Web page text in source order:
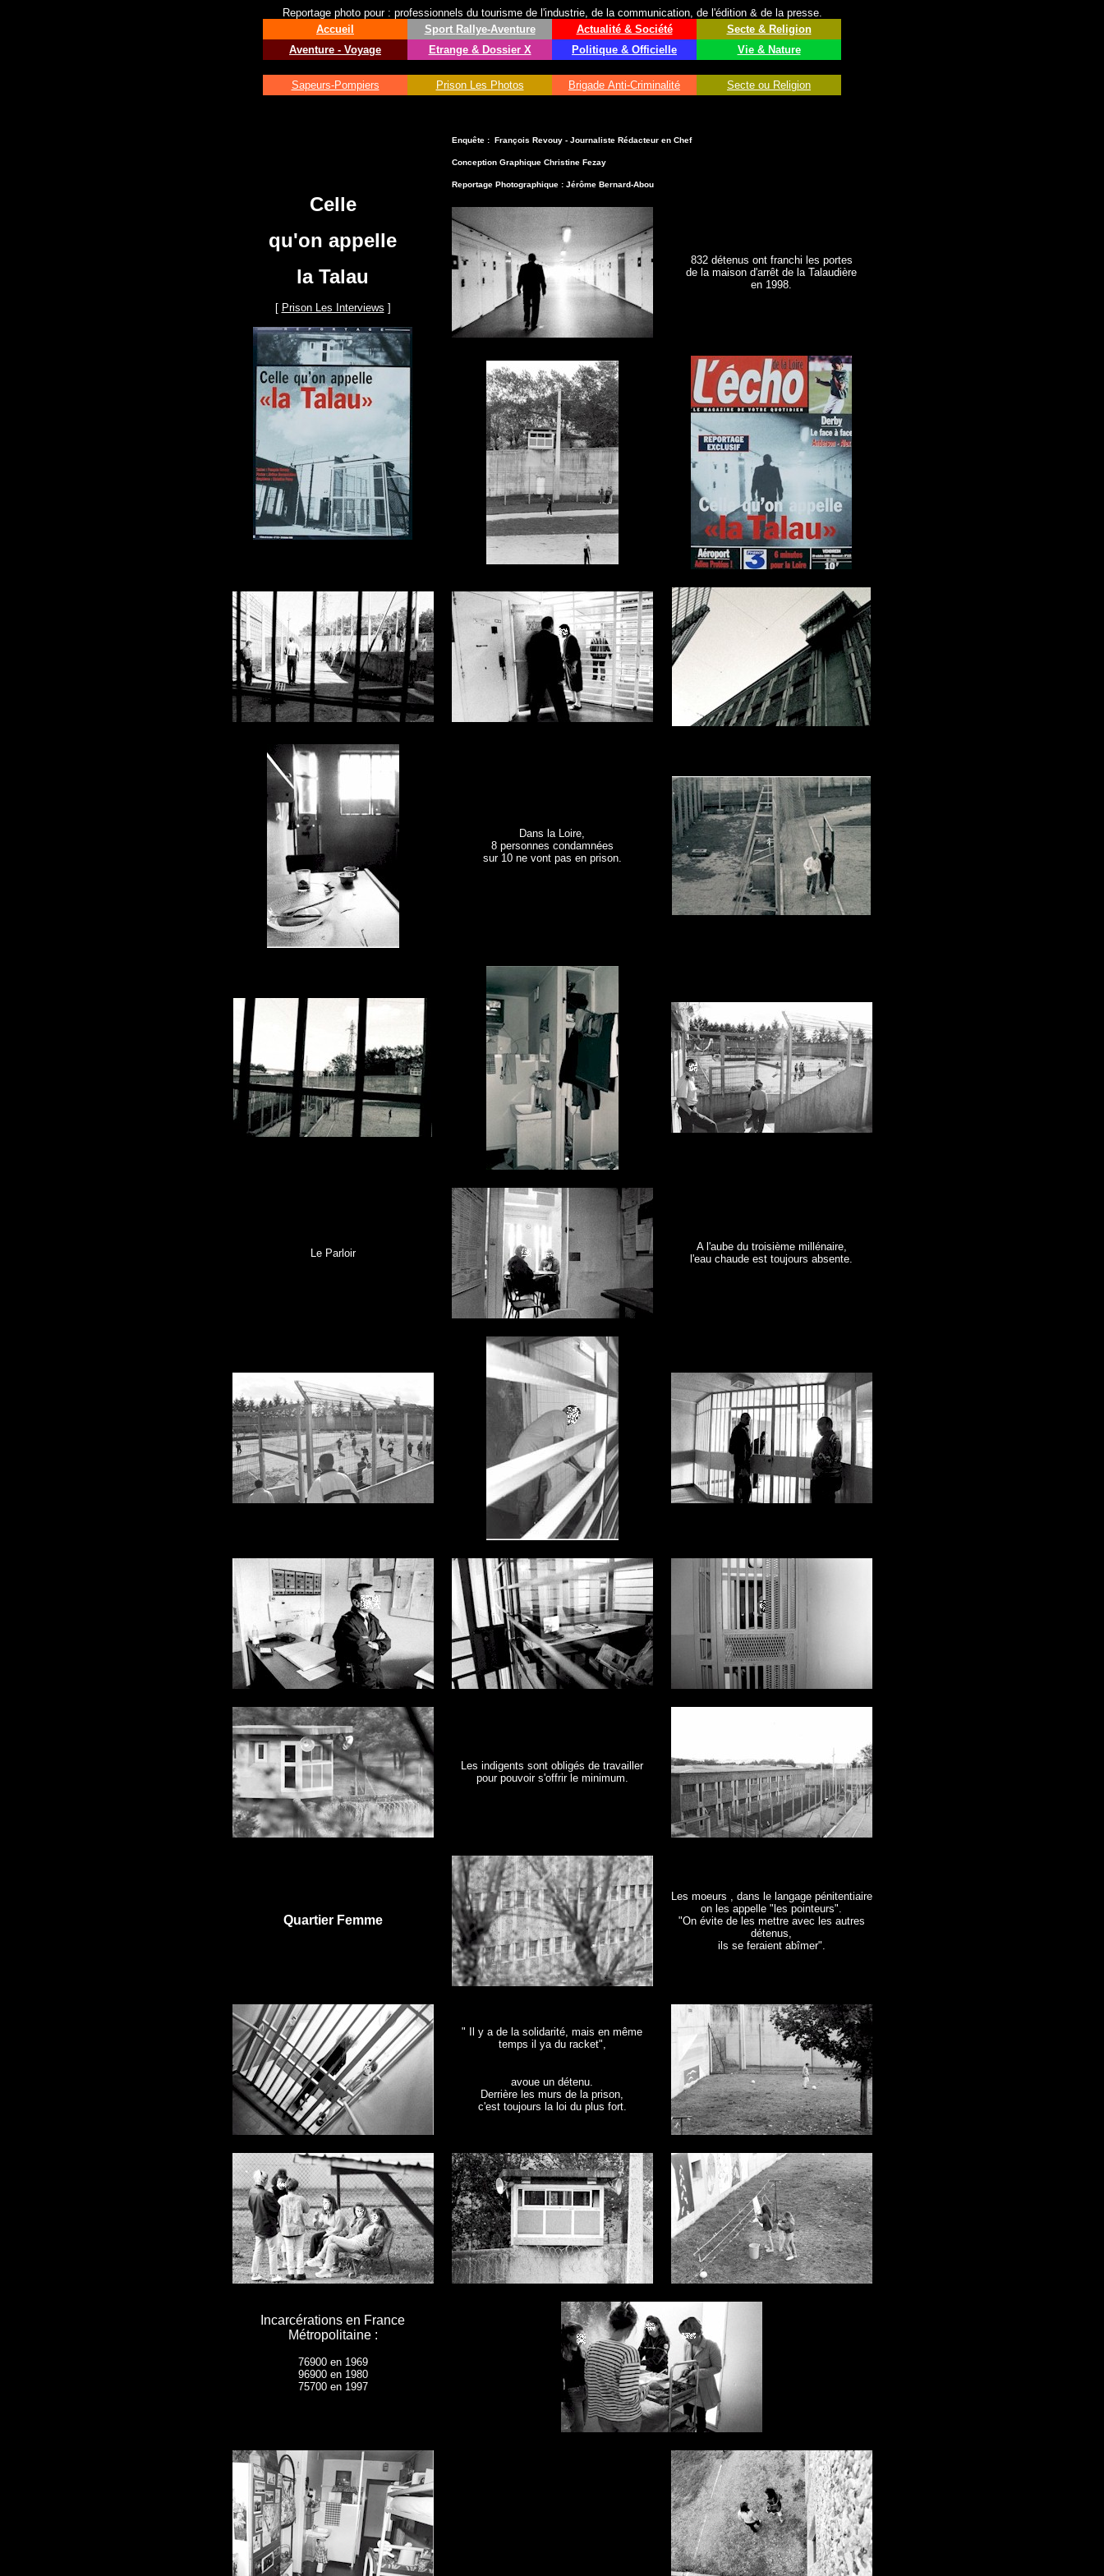
Reportage photo pour : professionnels du tourisme de l'industrie, de la communication, de l'édition & de la presse.
Accueil
Aventure - Voyage
Sport Rallye-Aventure
Etrange & Dossier X
Actualité & Société
Politique & Officielle
Secte & Religion
Vie & Nature
Sapeurs-Pompiers Prison Les Photos Brigade Anti-Criminalité Secte ou Religion
Celle
qu'on appelle
la Talau
[ Prison Les Interviews ]
Enquête : François Revouy - Journaliste Rédacteur en Chef
Conception Graphique Christine Fezay
Reportage Photographique : Jérôme Bernard-Abou
832 détenus ont franchi les portes
de la maison d'arrêt de la Talaudière
en 1998.
Dans la Loire,
8 personnes condamnées
sur 10 ne vont pas en prison.
Le Parloir
A l'aube du troisième millénaire,
l'eau chaude est toujours absente.
Les indigents sont obligés de travailler
pour pouvoir s'offrir le minimum.
Quartier Femme
Les moeurs , dans le langage pénitentiaire
on les appelle "les pointeurs".
"On évite de les mettre avec les autres
détenus,
ils se feraient abîmer".
" Il y a de la solidarité, mais en même
temps il ya du racket",
avoue un détenu.
Derrière les murs de la prison,
c'est toujours la loi du plus fort.
Incarcérations en France
Métropolitaine :
76900 en 1969
96900 en 1980
75700 en 1997